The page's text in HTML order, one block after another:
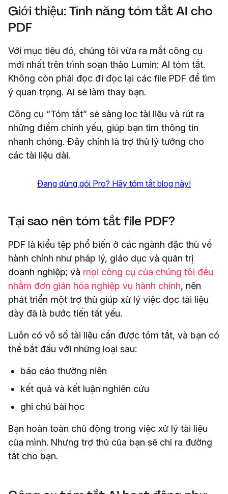
Giới thiệu: Tính năng tóm tắt AI cho
PDF
Với mục tiêu đó, chúng tôi vừa ra mắt công cụ
mới nhất trên trình soạn thảo Lumin: AI tóm tắt.
Không còn phải đọc đi đọc lại các file PDF để tìm
ý quan trọng. AI sẽ làm thay bạn.
Công cụ “Tóm tắt” sẽ sàng lọc tài liệu và rút ra
những điểm chính yếu, giúp bạn tìm thông tin
nhanh chóng. Đây chính là trợ thủ lý tưởng cho
các tài liệu dài.
Đang dùng gói Pro? Hãy tóm tắt blog này!
Tại sao nên tóm tắt file PDF?
PDF là kiểu tệp phổ biến ở các ngành đặc thù về
hành chính như pháp lý, giáo dục và quản trị
doanh nghiệp; và mọi công cụ của chúng tôi đều
nhằm đơn giản hóa nghiệp vụ hành chính, nên
phát triển một trợ thủ giúp xử lý việc đọc tài liệu
dày đã là bước tiến tất yếu.
Luôn có vô số tài liệu cần được tóm tắt, và bạn có
thể bắt đầu với những loại sau:
báo cáo thường niên
kết quả và kết luận nghiên cứu
ghi chú bài học
Bạn hoàn toàn chủ động trong việc xử lý tài liệu
của mình. Nhưng trợ thủ của bạn sẽ chỉ ra đường
tắt cho bạn.